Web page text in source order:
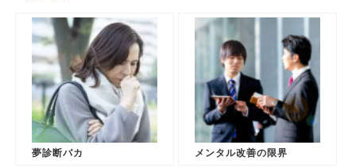
夢診断バカ メンタル改善の限界